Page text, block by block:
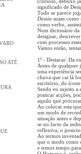
ATÉ
significado de
Tudo se parece
Dessin soam como
como verbo,
Num dicionário
designar,
com processos
Vamos então,
1º - Destacar: Da
Antes de qualquer
uma experiência
chuva que cai lá
escritório, do
Sendo eu sujeito a
praticar acções,
aquilo que
Ao colocar esta
um modo de
situação antes e
se no facto da
reflexiva, o
Ao termos
que o modo como
e temos tempo